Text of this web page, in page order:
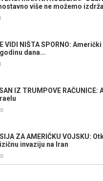
više ne možemo
VIDI NIŠTA SPORNO:
dana...
IZ TRUMPOVE
0
ZA AMERIČKU VOJSKU:
invaziju na Iran
0